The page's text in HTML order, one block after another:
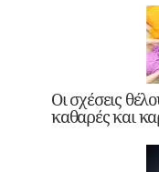
Οι σχέσεις
καθαρές και